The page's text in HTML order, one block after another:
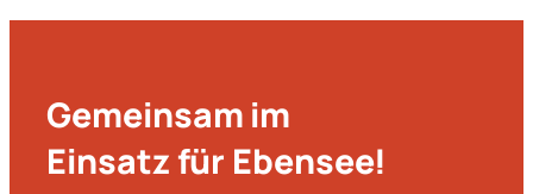
Gemeinsam im
Einsatz für Ebensee!